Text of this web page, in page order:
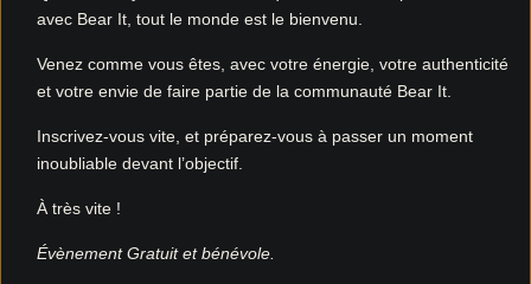
avec Bear It, tout le monde est le bienvenu.
Venez comme vous êtes, avec votre énergie, votre authenticité
et votre envie de faire partie de la communauté Bear It.
Inscrivez-vous vite, et préparez-vous à passer un moment
inoubliable devant l’objectif.
À très vite !
Évènement Gratuit et bénévole.